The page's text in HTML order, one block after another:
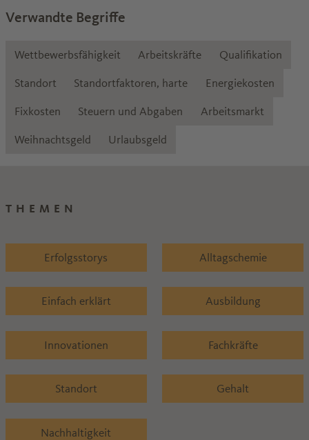
Verwandte Begriffe
Wettbewerbsfähigkeit Arbeitskräfte Qualifikation
Standort Standortfaktoren, harte Energiekosten
Fixkosten Steuern und Abgaben Arbeitsmarkt
Weihnachtsgeld Urlaubsgeld
THEMEN
Erfolgsstorys Alltagschemie
Einfach erklärt Ausbildung
Innovationen Fachkräfte
Standort Gehalt
Nachhaltigkeit